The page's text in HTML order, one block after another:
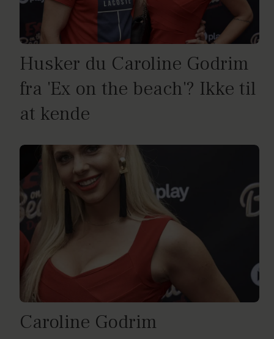
Husker du Caroline Godrim
fra 'Ex on the beach'? Ikke til
at kende
Caroline Godrim